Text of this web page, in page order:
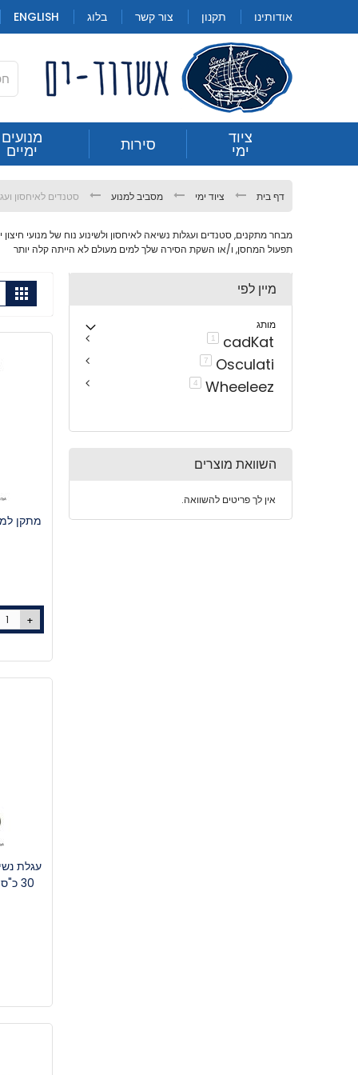
דף
to
Content
אודותינו תקנון צור קשר בלוג ENGLISH
ציוד
ימי סירות מנועים
ימיים סטנדים לאיחסון ועגלות נשיאה
דף בית ציוד ימי מסביב למנוע סטנדים לאיחסון
מבחר מתקנים, סטנדים ועגלות נשיאה לאיחסון ולשינוע נוח של מנועי חיצון
תפעול המחסן, ו/או השקת הסירה שלך למים מעולם לא הייתה קלה יותר
גריד
מתקן
+
עגלת
30 כ"ס - גלגלים בינוניים - תוצ' איטליה
מיין לפי
מותג
cadKat
1
Osculati
7
Wheeleez
4פריטים
השוואת מוצרים
אין לך פריטים להשוואה.